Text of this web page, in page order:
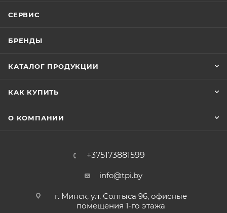
СЕРВИС
БРЕНДЫ
КАТАЛОГ ПРОДУКЦИИ
КАК КУПИТЬ
О КОМПАНИИ
+375173881599
info@tpi.by
г. Минск, ул. Солтыса 96, офисные
помещения 1-го этажа